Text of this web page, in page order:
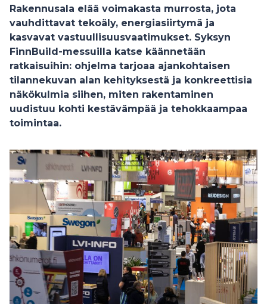
Rakennusala elää voimakasta murrosta, jota
vauhdittavat tekoäly, energiasiirtymä ja
kasvavat vastuullisuusvaatimukset. Syksyn
FinnBuild-messuilla katse käännetään
ratkaisuihin: ohjelma tarjoaa ajankohtaisen
tilannekuvan alan kehityksestä ja konkreettisia
näkökulmia siihen, miten rakentaminen
uudistuu kohti kestävämpää ja tehokkaampaa
toimintaa.